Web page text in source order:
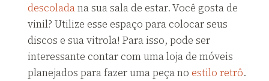
descoladana sua sala de estar. Você gosta de
vinil? Utilize esse espaço para colocar seus
discos e sua vitrola! Para isso, pode ser
interessante contar com uma loja de móveis
planejados para fazer uma peça no estilo retrô.